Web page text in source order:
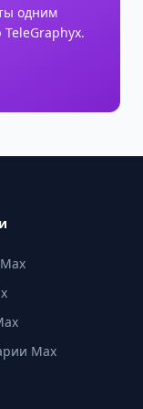
одним
TeleGraphyx.
Max